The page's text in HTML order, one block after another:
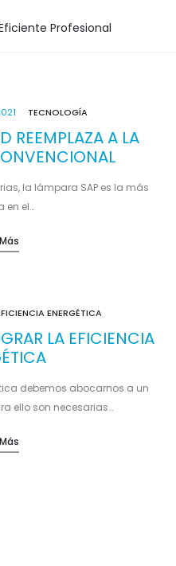
TECNOLOGÍA
REEMPLAZA A LA
la lámpara SAP es la más
en el…
ENERGÉTICA
LA EFICIENCIA
debemos abocarnos a un
ello son necesarias…